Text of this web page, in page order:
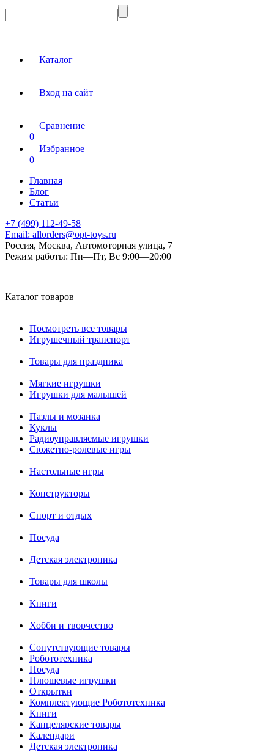
Каталог
Вход на сайт
Сравнение
0
Избранное
0
Главная
Блог
Статьи
+7 (499) 112-49-58
Email: allorders@opt-toys.ru
Россия, Москва, Автомоторная улица, 7
Режим работы: Пн—Пт, Вс 9:00—20:00
Каталог товаров
Посмотреть все товары
Игрушечный транспорт
Товары для праздника
Мягкие игрушки
Игрушки для малышей
Пазлы и мозаика
Куклы
Радиоуправляемые игрушки
Сюжетно-ролевые игры
Настольные игры
Конструкторы
Спорт и отдых
Посуда
Детская электроника
Товары для школы
Книги
Хобби и творчество
Сопутствующие товары
Робототехника
Посуда
Плюшевые игрушки
Открытки
Комплектующие Робототехника
Книги
Канцелярские товары
Календари
Детская электроника